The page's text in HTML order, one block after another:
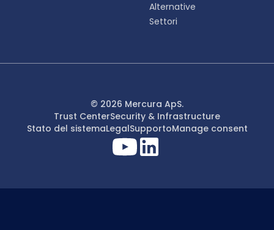
Alternative
Settori
© 2026 Mercura ApS.
Trust CenterSecurity & Infrastructure
Stato del sistemaLegalSupportoManage consent